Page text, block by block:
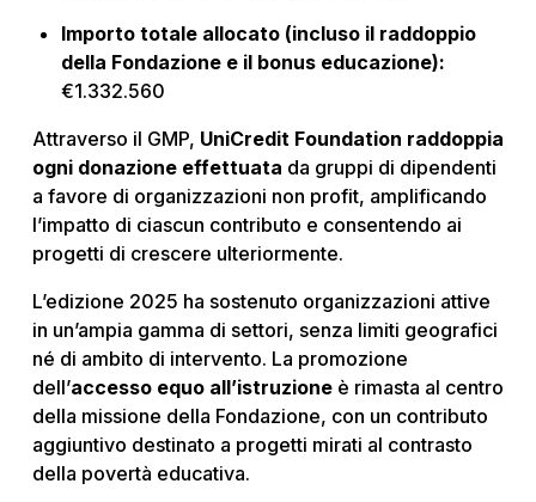
Importo totale allocato (incluso il raddoppio
della Fondazione e il bonus educazione):
€1.332.560
Attraverso il GMP, UniCredit Foundation raddoppia
ogni donazione effettuata da gruppi di dipendenti
a favore di organizzazioni non profit, amplificando
l’impatto di ciascun contributo e consentendo ai
progetti di crescere ulteriormente.
L’edizione 2025 ha sostenuto organizzazioni attive
in un’ampia gamma di settori, senza limiti geografici
né di ambito di intervento. La promozione
dell’accesso equo all’istruzioneè rimasta al centro
della missione della Fondazione, con un contributo
aggiuntivo destinato a progetti mirati al contrasto
della povertà educativa.